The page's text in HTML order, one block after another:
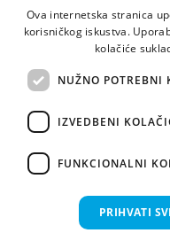
LINKOVI
Uvjeti korištenja
Ova internetska stranica
korisničkog iskustva.
kolačiće
NUŽNO POTREBNI
IZVEDBENI
FUNKCIONALNI
PRIHVATI